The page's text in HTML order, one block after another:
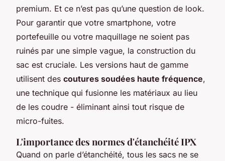
premium. Et ce n’est pas qu’une question de look.
Pour garantir que votre smartphone, votre
portefeuille ou votre maquillage ne soient pas
ruinés par une simple vague, la construction du
sac est cruciale. Les versions haut de gamme
utilisent des coutures soudées haute fréquence,
une technique qui fusionne les matériaux au lieu
de les coudre - éliminant ainsi tout risque de
micro-fuites.
L'importance des normes d'étanchéité IPX
Quand on parle d’étanchéité, tous les sacs ne se